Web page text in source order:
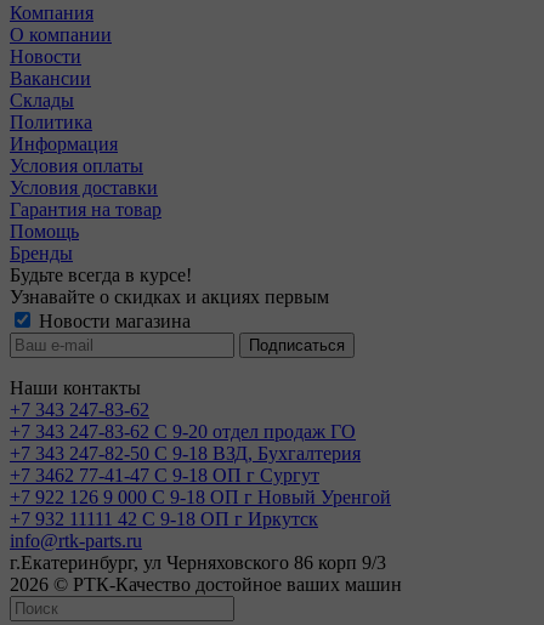
Компания
О компании
Новости
Вакансии
Склады
Политика
Информация
Условия оплаты
Условия доставки
Гарантия на товар
Помощь
Бренды
Будьте всегда в курсе!
Узнавайте о скидках и акциях первым
Новости магазина
Наши контакты
+7 343 247-83-62
+7 343 247-83-62 С 9-20 отдел продаж ГО
+7 343 247-82-50 С 9-18 ВЗД, Бухгалтерия
+7 3462 77-41-47 С 9-18 ОП г Сургут
+7 922 126 9 000 С 9-18 ОП г Новый Уренгой
+7 932 11111 42 С 9-18 ОП г Иркутск
info@rtk-parts.ru
г.Екатеринбург, ул Черняховского 86 корп 9/3
2026 © РТК-Качество достойное ваших машин